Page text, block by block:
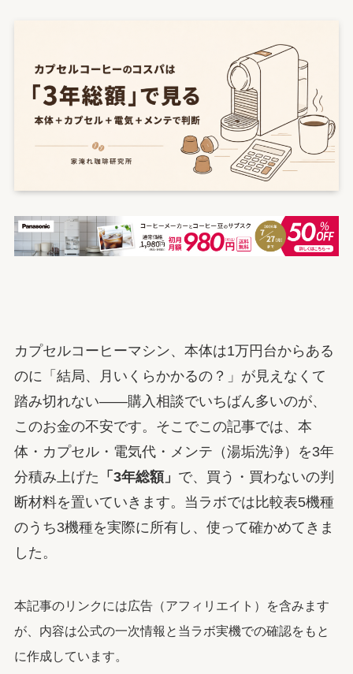
カプセルコーヒーマシン、本体は1万円台からある
のに「結局、月いくらかかるの？」が見えなくて
踏み切れない——購入相談でいちばん多いのが、
このお金の不安です。そこでこの記事では、本
体・カプセル・電気代・メンテ（湯垢洗浄）を3年
分積み上げた 「3年総額」 で、買う・買わないの判
断材料を置いていきます。当ラボでは比較表5機種
のうち3機種を実際に所有し、使って確かめてきま
した。
本記事のリンクには広告（アフィリエイト）を含みます
が、内容は公式の一次情報と当ラボ実機での確認をもと
に作成しています。